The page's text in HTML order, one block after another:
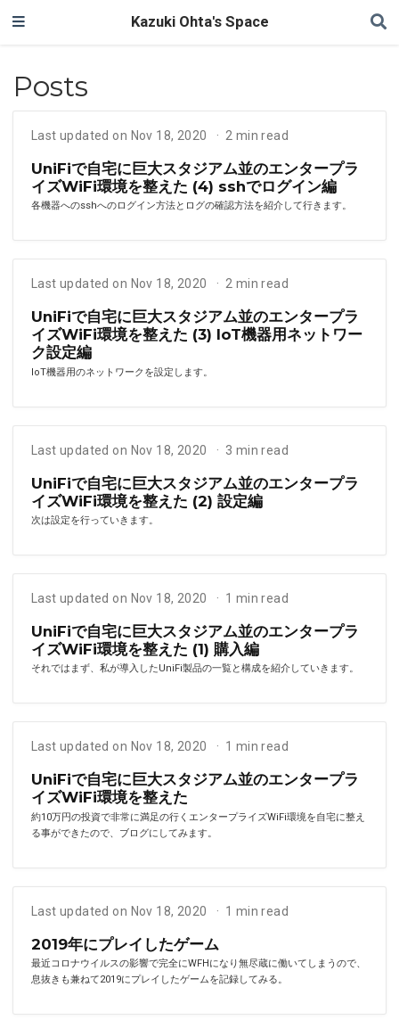
Kazuki Ohta's Space
Posts
Last updated on Nov 18, 2020 2 min read
UniFiで自宅に巨大スタジアム並のエンタープラ
イズWiFi環境を整えた (4) sshでログイン編
各機器へのsshへのログイン方法とログの確認方法を紹介して行きます。
Last updated on Nov 18, 2020 2 min read
UniFiで自宅に巨大スタジアム並のエンタープラ
イズWiFi環境を整えた (3) IoT機器用ネットワー
ク設定編
IoT機器用のネットワークを設定します。
Last updated on Nov 18, 2020 3 min read
UniFiで自宅に巨大スタジアム並のエンタープラ
イズWiFi環境を整えた (2) 設定編
次は設定を行っていきます。
Last updated on Nov 18, 2020 1 min read
UniFiで自宅に巨大スタジアム並のエンタープラ
イズWiFi環境を整えた (1) 購入編
それではまず、私が導入したUniFi製品の一覧と構成を紹介していきます。
Last updated on Nov 18, 2020 1 min read
UniFiで自宅に巨大スタジアム並のエンタープラ
イズWiFi環境を整えた
約10万円の投資で非常に満足の行くエンタープライズWiFi環境を自宅に整え
る事ができたので、ブログにしてみます。
Last updated on Nov 18, 2020 1 min read
2019年にプレイしたゲーム
最近コロナウイルスの影響で完全にWFHになり無尽蔵に働いてしまうので、
息抜きも兼ねて2019にプレイしたゲームを記録してみる。